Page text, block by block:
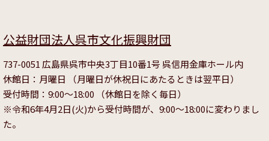
公益財団法人呉市文化振興財団
737-0051 広島県呉市中央3丁目10番1号 呉信用金庫ホール内
休館日：月曜日 （月曜日が休祝日にあたるときは翌平日）
受付時間：9:00～18:00 （休館日を除く毎日）
※令和6年4月2日(火)から受付時間が、9:00～18:00に変わりまし
た。